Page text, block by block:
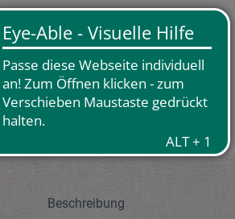
Beschreibung